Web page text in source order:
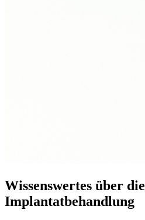
Wissenswertes über die
Implantatbehandlung